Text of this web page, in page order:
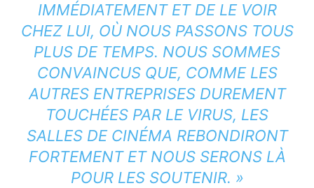
IMMÉDIATEMENT ET DE LE VOIR
CHEZ LUI, OÙ NOUS PASSONS TOUS
PLUS DE TEMPS. NOUS SOMMES
CONVAINCUS QUE, COMME LES
AUTRES ENTREPRISES DUREMENT
TOUCHÉES PAR LE VIRUS, LES
SALLES DE CINÉMA REBONDIRONT
FORTEMENT ET NOUS SERONS LÀ
POUR LES SOUTENIR. »